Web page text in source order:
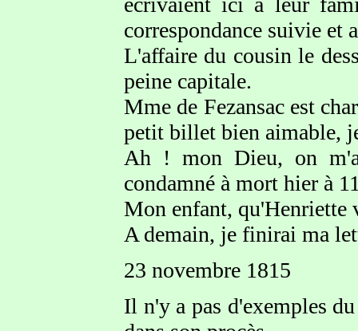
correspondance suivie et
L'affaire du cousin le
peine capitale.
Mme de Fezansac est
petit billet bien aimable,
Ah ! mon Dieu, on
condamné à mort hier à
Mon enfant, qu'Henriette
A demain, je finirai ma
23 novembre 1815
Il n'y a pas d'exemples